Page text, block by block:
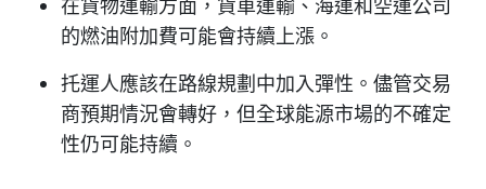
的燃油附加費可能會持續上漲。
托運人應該在路線規劃中加入彈性。儘管交易
商預期情況會轉好，但全球能源市場的不確定
性仍可能持續。